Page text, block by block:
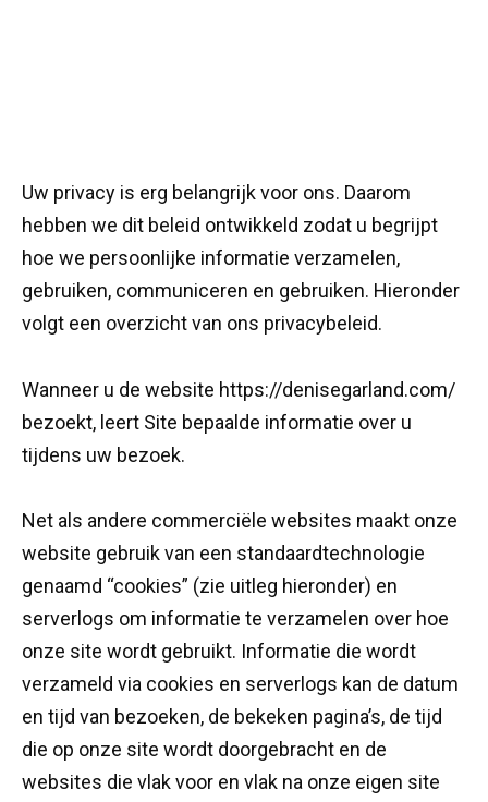
Uw privacy is erg belangrijk voor ons. Daarom
hebben we dit beleid ontwikkeld zodat u begrijpt
hoe we persoonlijke informatie verzamelen,
gebruiken, communiceren en gebruiken. Hieronder
volgt een overzicht van ons privacybeleid.
Wanneer u de website https://denisegarland.com/
bezoekt, leert Site bepaalde informatie over u
tijdens uw bezoek.
Net als andere commerciële websites maakt onze
website gebruik van een standaardtechnologie
genaamd “cookies” (zie uitleg hieronder) en
serverlogs om informatie te verzamelen over hoe
onze site wordt gebruikt. Informatie die wordt
verzameld via cookies en serverlogs kan de datum
en tijd van bezoeken, de bekeken pagina’s, de tijd
die op onze site wordt doorgebracht en de
websites die vlak voor en vlak na onze eigen site